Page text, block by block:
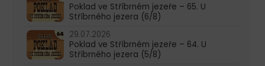
Poklad ve Stříbrném jezeře – 65. U
Stříbrného jezera (6/8)
29.07.2026
Poklad ve Stříbrném jezeře – 64. U
Stříbrného jezera (5/8)